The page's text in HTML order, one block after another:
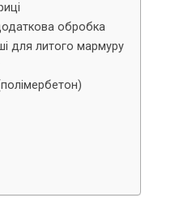
обробка
для литого мармуру